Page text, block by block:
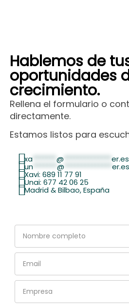
Hablemos de
oportunidades
crecimiento.
Rellena el formulario o
directamente.
Estamos listos para
xa @ er.es
un*******@ **************er.es
Xavi: 689 11 77 91
Unai: 677 42 06 25
Madrid & Bilbao, España
completo